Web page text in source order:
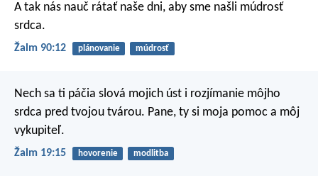
A tak nás nauč rátať naše dni, aby sme našli múdrosť
srdca.
Žalm 90:12 plánovanie múdrosť
Nech sa ti páčia slová mojich úst i rozjímanie môjho
srdca pred tvojou tvárou. Pane, ty si moja pomoc a môj
vykupiteľ.
Žalm 19:15 hovorenie modlitba